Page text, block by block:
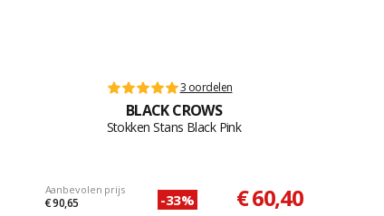
3 oordelen
BLACK CROWS
Stokken Stans Black Pink
Aanbevolen prijs
€ 90,65 -33% € 60,40